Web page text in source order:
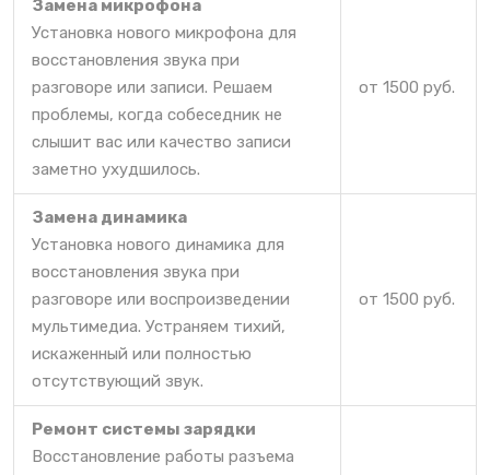
Замена микрофона
Установка нового микрофона для
восстановления звука при
разговоре или записи. Решаем
проблемы, когда собеседник не
слышит вас или качество записи
заметно ухудшилось.
от 1500 руб.
Замена динамика
Установка нового динамика для
восстановления звука при
разговоре или воспроизведении
мультимедиа. Устраняем тихий,
искаженный или полностью
отсутствующий звук.
от 1500 руб.
Ремонт системы зарядки
Восстановление работы разъема